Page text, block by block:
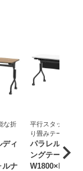
な折
ィ
ルナ
平行スタッキン
り畳みテーブル
パラレル フォ
ングテーブル
W1800×D450